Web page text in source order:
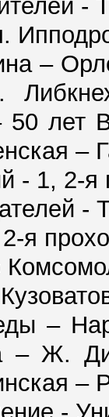
-
–
50 лет
–
- 1, 2-я
-
я
–
– Ж.
–